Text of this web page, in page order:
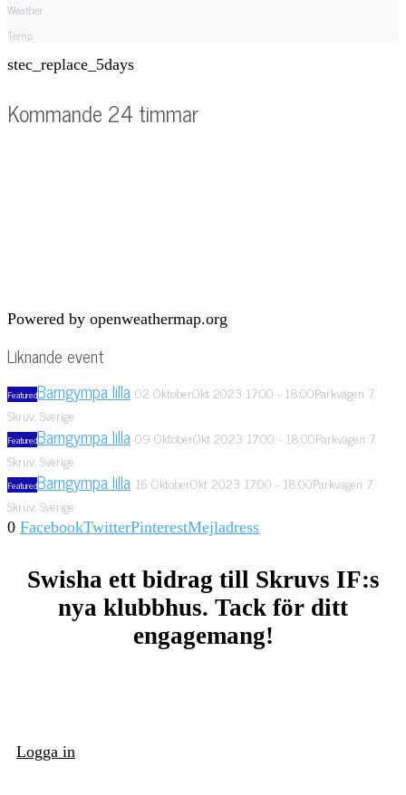
Weather
Temp
stec_replace_5days
Kommande 24 timmar
Powered by openweathermap.org
Liknande event
FeaturedBarngympa lilla 02 OktoberOkt2023 17:00 - 18:00Parkvägen 7,
Skruv, Sverige
FeaturedBarngympa lilla 09 OktoberOkt2023 17:00 - 18:00Parkvägen 7,
Skruv, Sverige
FeaturedBarngympa lilla 16 OktoberOkt2023 17:00 - 18:00Parkvägen 7,
Skruv, Sverige
0 FacebookTwitterPinterestMejladress
Swisha ett bidrag till Skruvs IF:s
nya klubbhus. Tack för ditt
engagemang!
Logga in